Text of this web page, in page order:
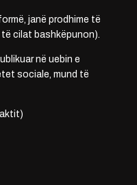
janë prodhime të
cilat bashkëpunon).
në uebin e
sociale, mund të